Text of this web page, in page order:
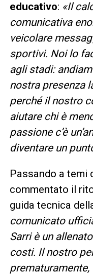
educativo: «Il
comunicativa
veicolare
sportivi. Noi lo
agli stadi:
nostra presenza
perché il nostro
aiutare chi è
passione c’è
diventare un
Passando a temi
commentato il
guida tecnica
comunicato
Sarri è un
costi. Il nostro